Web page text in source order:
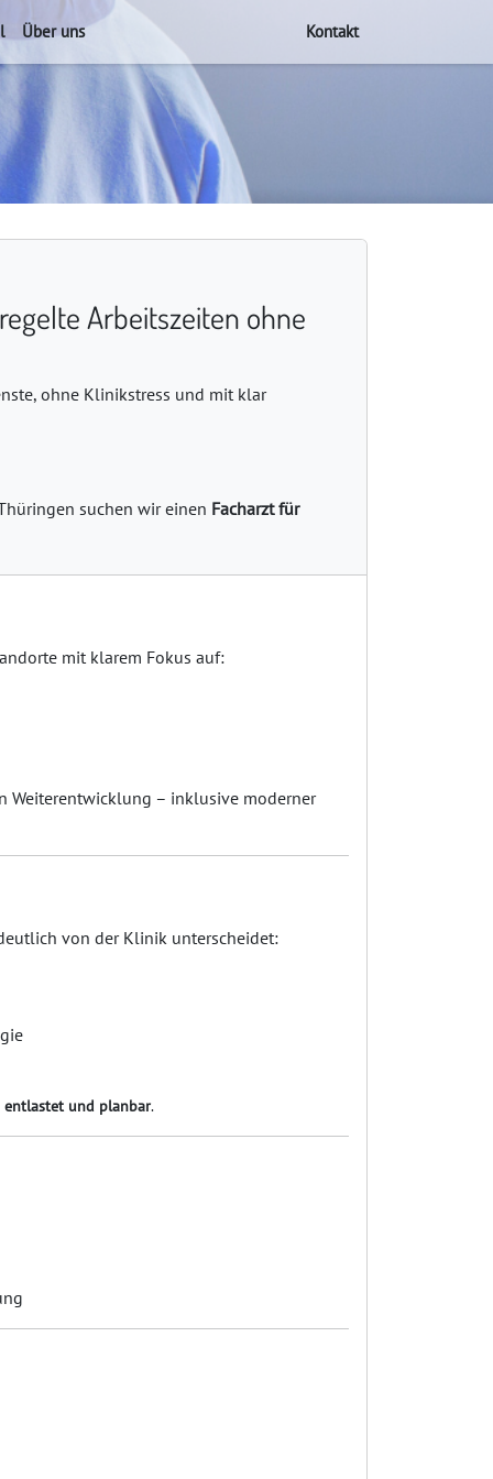
Über uns Kontakt
Arbeitszeiten ohne
ohne Klinikstress und mit klar
suchen wir einen Facharzt für
mit klarem Fokus auf:
Weiterentwicklung – inklusive moderner
von der Klinik unterscheidet:
und planbar.